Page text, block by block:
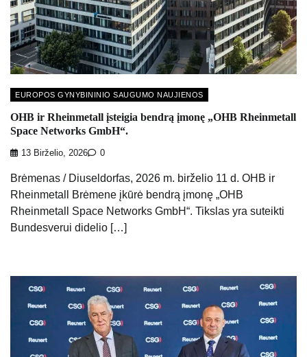
EUROPOS GYNYBININIO SAUGUMO NAUJIENOS
OHB ir Rheinmetall įsteigia bendrą įmonę „OHB Rheinmetall
Space Networks GmbH“.
13 Birželio, 2026 0
Brėmenas / Diuseldorfas, 2026 m. birželio 11 d. OHB ir
Rheinmetall Brėmene įkūrė bendrą įmonę „OHB
Rheinmetall Space Networks GmbH“. Tikslas yra suteikti
Bundesverui didelio […]